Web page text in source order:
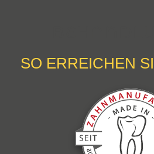
SO ERREICHEN